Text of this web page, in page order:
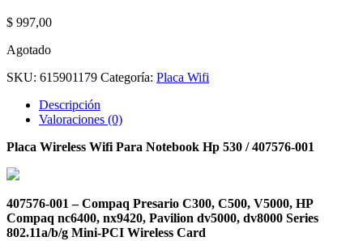
$ 997,00
Agotado
SKU: 615901179 Categoría: Placa Wifi
Descripción
Valoraciones (0)
Placa Wireless Wifi Para Notebook Hp 530 / 407576-001
407576-001 – Compaq Presario C300, C500, V5000, HP
Compaq nc6400, nx9420, Pavilion dv5000, dv8000 Series
802.11a/b/g Mini-PCI Wireless Card